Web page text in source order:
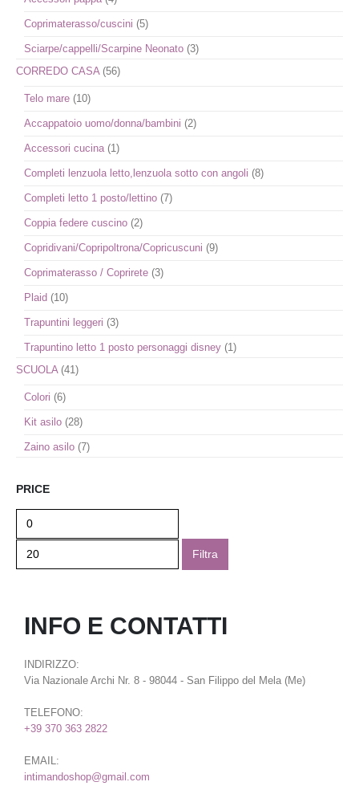
Coprimaterasso/cuscini (5)
Sciarpe/cappelli/Scarpine Neonato (3)
CORREDO CASA (56)
Telo mare (10)
Accappatoio uomo/donna/bambini (2)
Accessori cucina (1)
Completi lenzuola letto,lenzuola sotto con angoli (8)
Completi letto 1 posto/lettino (7)
Coppia federe cuscino (2)
Copridivani/Copripoltrona/Copricuscuni (9)
Coprimaterasso / Coprirete (3)
Plaid (10)
Trapuntini leggeri (3)
Trapuntino letto 1 posto personaggi disney (1)
SCUOLA (41)
Colori (6)
Kit asilo (28)
Zaino asilo (7)
PRICE
Filtra
INFO E CONTATTI
INDIRIZZO:
Via Nazionale Archi Nr. 8 - 98044 - San Filippo del Mela (Me)
TELEFONO:
+39 370 363 2822
EMAIL:
intimandoshop@gmail.com